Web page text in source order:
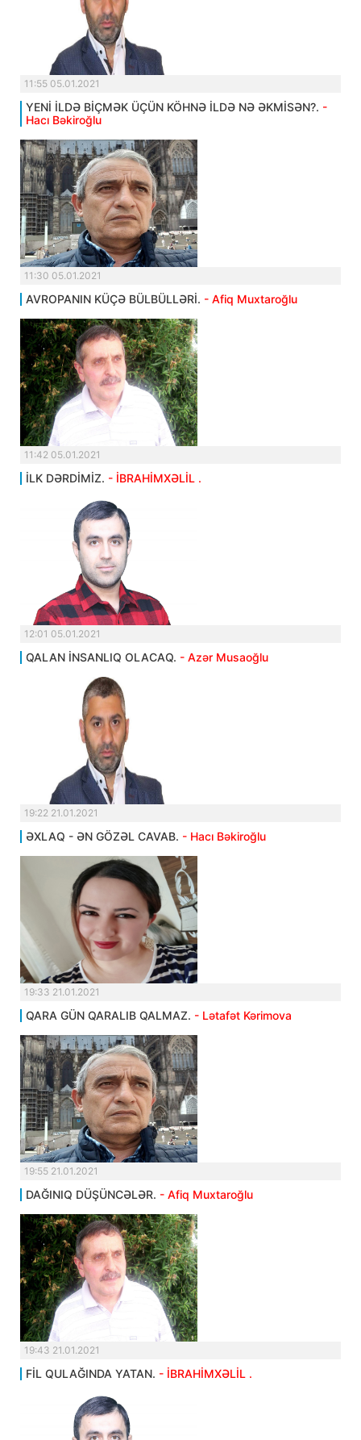
11:55 05.01.2021
YENİ İLDƏ BİÇMƏK ÜÇÜN KÖHNƏ İLDƏ NƏ ƏKMİSƏN?. -
Hacı Bəkiroğlu
11:30 05.01.2021
AVROPANIN KÜÇƏ BÜLBÜLLƏRİ. - Afiq Muxtaroğlu
11:42 05.01.2021
İLK DƏRDİMİZ. - İBRAHİMXƏLİL .
12:01 05.01.2021
QALAN İNSANLIQ OLACAQ. - Azər Musaoğlu
19:22 21.01.2021
ƏXLAQ - ƏN GÖZƏL CAVAB. - Hacı Bəkiroğlu
19:33 21.01.2021
QARA GÜN QARALIB QALMAZ. - Lətafət Kərimova
19:55 21.01.2021
DAĞINIQ DÜŞÜNCƏLƏR. - Afiq Muxtaroğlu
19:43 21.01.2021
FİL QULAĞINDA YATAN. - İBRAHİMXƏLİL .